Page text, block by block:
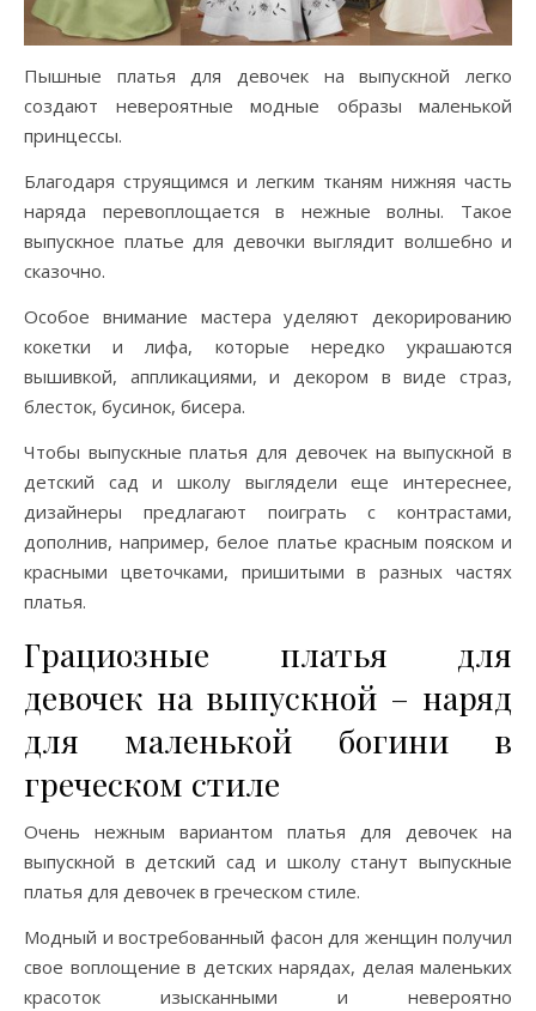
Пышные платья для девочек на выпускной легко
создают невероятные модные образы маленькой
принцессы.
Благодаря струящимся и легким тканям нижняя часть
наряда перевоплощается в нежные волны. Такое
выпускное платье для девочки выглядит волшебно и
сказочно.
Особое внимание мастера уделяют декорированию
кокетки и лифа, которые нередко украшаются
вышивкой, аппликациями, и декором в виде страз,
блесток, бусинок, бисера.
Чтобы выпускные платья для девочек на выпускной в
детский сад и школу выглядели еще интереснее,
дизайнеры предлагают поиграть с контрастами,
дополнив, например, белое платье красным пояском и
красными цветочками, пришитыми в разных частях
платья.
Грациозные платья для
девочек на выпускной – наряд
для маленькой богини в
греческом стиле
Очень нежным вариантом платья для девочек на
выпускной в детский сад и школу станут выпускные
платья для девочек в греческом стиле.
Модный и востребованный фасон для женщин получил
свое воплощение в детских нарядах, делая маленьких
красоток изысканными и невероятно